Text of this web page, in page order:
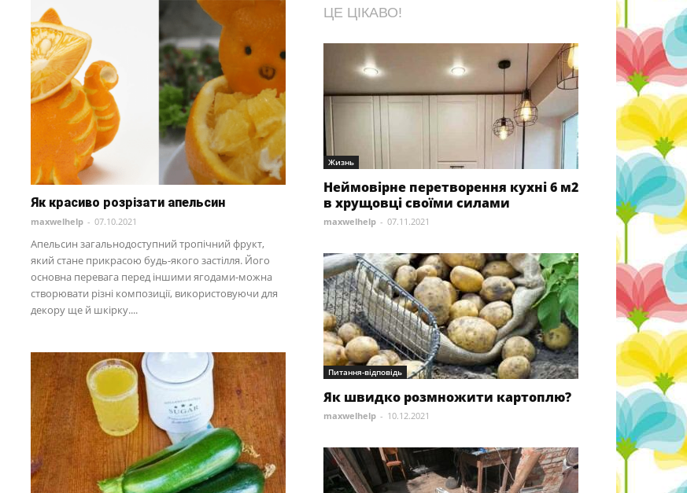
Як красиво розрізати апельсин
maxwelhelp - 07.10.2021
Апельсин загальнодоступний тропічний фрукт,
який стане прикрасою будь-якого застілля. Його
основна перевага перед іншими ягодами-можна
створювати різні композиції, використовуючи для
декору ще й шкірку....
ЦЕ ЦІКАВО!
Жизнь
Неймовірне перетворення кухні 6 м2
в хрущовці своїми силами
maxwelhelp - 07.11.2021
Питання-відповідь
Як швидко розмножити картоплю?
maxwelhelp - 10.12.2021